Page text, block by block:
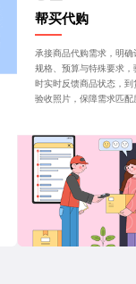
帮买代购
承接商品代购需求，明确
规格、预算与特殊要求，
时实时反馈商品状态，到
验收照片，保障需求匹配